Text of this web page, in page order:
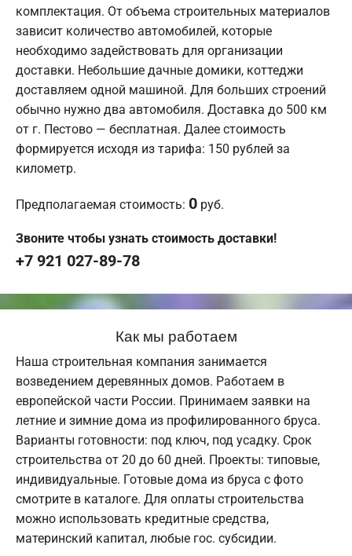
комплектация. От объема строительных материалов
зависит количество автомобилей, которые
необходимо задействовать для организации
доставки. Небольшие дачные домики, коттеджи
доставляем одной машиной. Для больших строений
обычно нужно два автомобиля. Доставка до 500 км
от г. Пестово — бесплатная. Далее стоимость
формируется исходя из тарифа: 150 рублей за
километр.
Предполагаемая стоимость: 0 руб.
Звоните чтобы узнать стоимость доставки!
+7 921 027-89-78
Как мы работаем
Наша строительная компания занимается
возведением деревянных домов. Работаем в
европейской части России. Принимаем заявки на
летние и зимние дома из профилированного бруса.
Варианты готовности: под ключ, под усадку. Срок
строительства от 20 до 60 дней. Проекты: типовые,
индивидуальные. Готовые дома из бруса с фото
смотрите в каталоге. Для оплаты строительства
можно использовать кредитные средства,
материнский капитал, любые гос. субсидии.